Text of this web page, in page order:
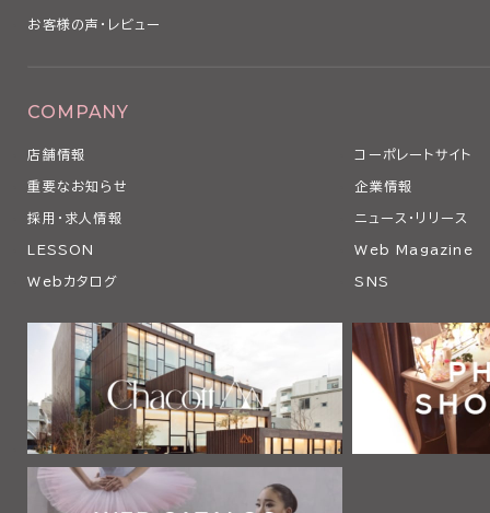
お客様の声・レビュー
COMPANY
店舗情報 コーポレートサイト
重要なお知らせ 企業情報
採用・求人情報 ニュース・リリース
LESSON Web Magazine
Webカタログ SNS